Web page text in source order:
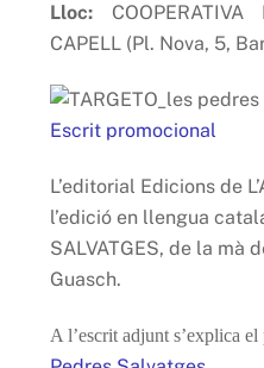
Lloc: COOPERATIVA
CAPELL (Pl. Nova, 5,
Escrit promocional
L’editorial Edicions de
l’edició en llengua
SALVATGES, de la mà
Guasch.
A l’escrit adjunt s’explica el